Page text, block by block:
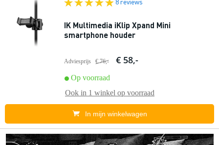
IK Multimedia iKlip Xpand Mini
smartphone houder
Adviesprijs € 76,- € 58,-
Op voorraad
Ook in 1 winkel op voorraad
In mijn winkelwagen